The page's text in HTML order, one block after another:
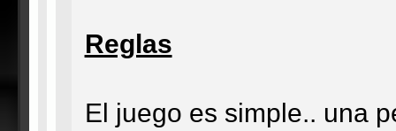
Reglas
El juego es simple.. una